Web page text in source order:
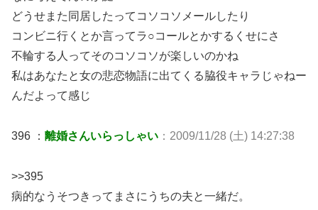
どうせまた同居したってコソコソメールしたり
コンビニ行くとか言ってラ○コールとかするくせにさ
不輪する人ってそのコソコソが楽しいのかね
私はあなたと女の悲恋物語に出てくる脇役キャラじゃねー
んだよって感じ
396 ： 離婚さんいらっしゃい ：2009/11/28 (土) 14:27:38
>>395
病的なうそつきってまさにうちの夫と一緒だ。